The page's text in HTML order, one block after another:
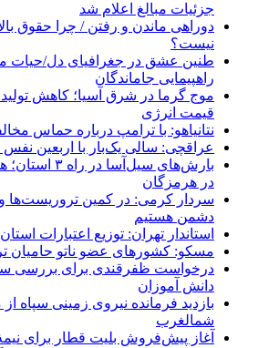
جزئیات مبالغ اعلام شد
دوراهی ماندن و رفتن / چرا حقوق
نیست؟
طنین عشق در جغرافیای دل/حیات
راهپیمایی جاماندگان
موج گرما در شرق آسیا؛ کاهش
قیمت انرژی
نتانیاهو: با ترامپ درباره حماس
عراقچی: سالی یک‌بار با اربعین نفس
بارش‌های
در هرمزگان
سردار کرمی: در کمین تروریست‌ها و
دشمن هستیم
استاندار تهران: توزیع اعتبارات
مسکو: کشورهای عضو ناتو حامیان
درخواست ظفرقندی برای بررسی
دانش آموزان
بازدید فرمانده نیروی زمینی سپاه
شمالغرب
آغاز پیش‌فروش بلیت قطار برای